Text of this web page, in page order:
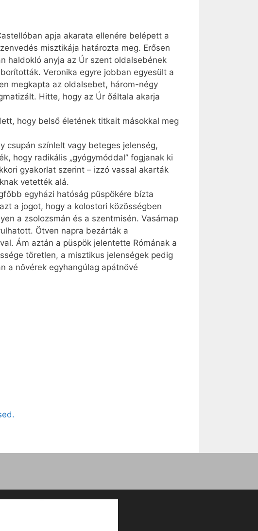
apja akarata ellenére belépett a
misztikája határozta meg. Erősen
haldokló anyja az Úr szent oldalsebének
Veronika egyre jobban egyesült a
megkapta az oldalsebet, három-négy
Hitte, hogy az Úr őáltala akarja
hogy belső életének titkait másokkal meg
csupán színlelt vagy beteges jelenség,
hogy radikális „gyógymóddal” fogjanak ki
gyakorlat szerint – izzó vassal akarták
vetették alá.
egyházi hatóság püspökére bízta
a jogot, hogy a kolostori közösségben
a zsolozsmán és a szentmisén. Vasárnap
Ötven napra bezárták a
Ám aztán a püspök jelentette Rómának a
töretlen, a misztikus jelenségek pedig
a nővérek egyhangúlag apátnővé